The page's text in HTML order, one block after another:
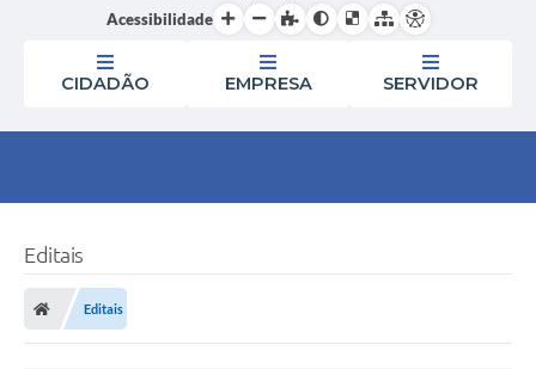
Acessibilidade
CIDADÃO EMPRESA SERVIDOR
Editais
Editais